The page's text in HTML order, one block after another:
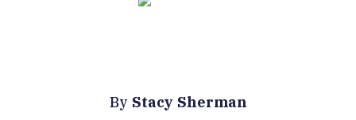
By Stacy Sherman